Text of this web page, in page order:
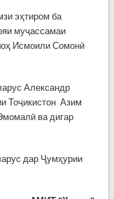
эҳтиром ба
муҷассамаи
Исмоили Сомонӣ
Александр
Тоҷикистон Азим
ва дигар
дар Ҷумҳурии